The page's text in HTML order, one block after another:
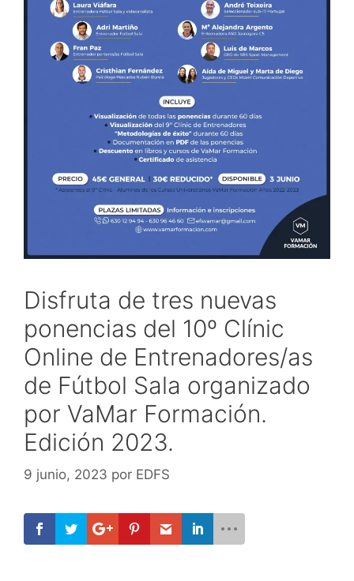
Disfruta de tres nuevas
ponencias del 10º Clínic
Online de Entrenadores/as
de Fútbol Sala organizado
por VaMar Formación.
Edición 2023.
9 junio, 2023 por EDFS